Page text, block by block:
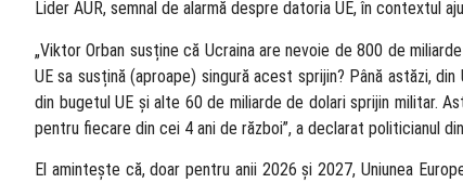
Lider AUR, semnal de alarmă despre datoria UE, în contextul
„Viktor Orban susține că Ucraina are nevoie de 800 de
UE sa susțină (aproape) singură acest sprijin? Până astăzi,
din bugetul UE și alte 60 de miliarde de dolari sprijin militar.
pentru fiecare din cei 4 ani de război”, a declarat politicianul
El amintește că, doar pentru anii 2026 și 2027, Uniunea